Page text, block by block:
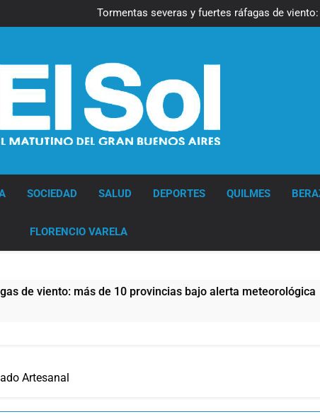
Tormentas severas y fuertes ráfagas de
Marcha al Congreso: cortes, desvíos y
Tormentas severas y fuertes ráfagas de viento:
Marcha al Congreso: cortes, desvíos y
Senado debate el proyecto sobre
SOCIEDAD SALUD DEPORTES QUILMES
FLORENCIO VARELA
10 provincias bajo alerta meteorológica
6
Artesanal